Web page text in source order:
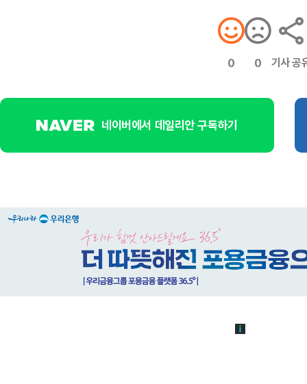
0 0 기사 공
네이버에서 데일리안 구독하기